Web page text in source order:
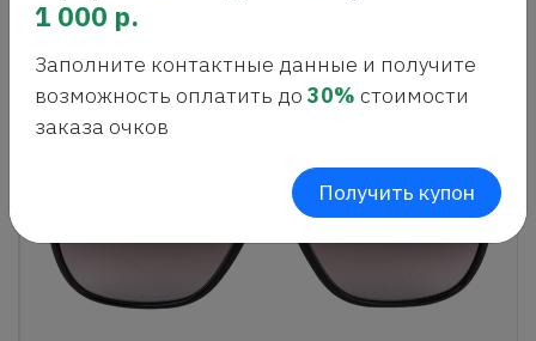
1 000 р.
Заполните контактные данные и получите
возможность оплатить до 30% стоимости
заказа очков
Получить купон